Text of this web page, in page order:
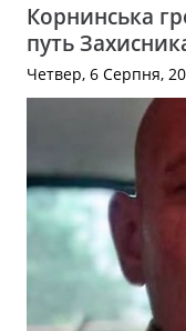
Корнинська
путь
Четвер, 6 Серпня,